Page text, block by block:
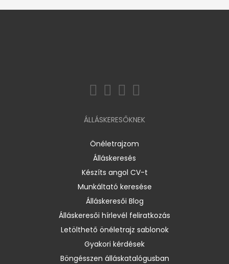
ÁLLÁSKERESŐKNEK
Önéletrajzom
Álláskeresés
Készíts angol CV-t
Munkáltató keresése
Álláskeresői Blog
Álláskeresői hírlevél feliratkozás
Letölthető önéletrajz sablonok
Gyakori kérdések
Böngésszen álláskatalógusban